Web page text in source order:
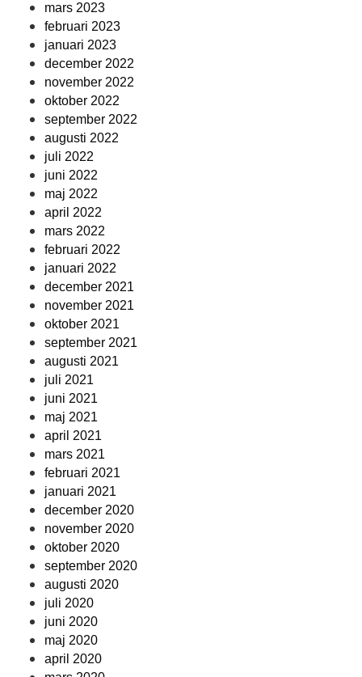
mars 2023
februari 2023
januari 2023
december 2022
november 2022
oktober 2022
september 2022
augusti 2022
juli 2022
juni 2022
maj 2022
april 2022
mars 2022
februari 2022
januari 2022
december 2021
november 2021
oktober 2021
september 2021
augusti 2021
juli 2021
juni 2021
maj 2021
april 2021
mars 2021
februari 2021
januari 2021
december 2020
november 2020
oktober 2020
september 2020
augusti 2020
juli 2020
juni 2020
maj 2020
april 2020